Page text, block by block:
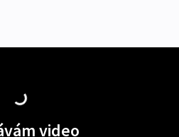
video